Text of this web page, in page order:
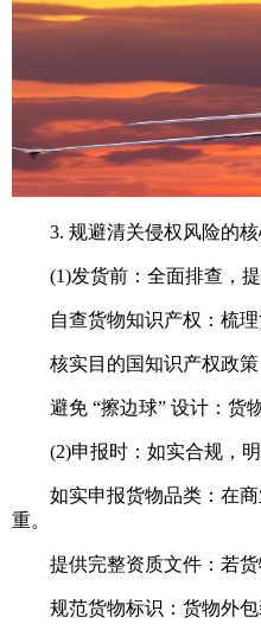
3. 规避清关侵权风险的核
(1)发货前：全面排查，提
自查货物知识产权：梳理货
核实目的国知识产权政策
避免 “擦边球” 设计：货物
(2)申报时：如实合规，明
如实申报货物品类：在商
重。
提供完整资质文件：若货
规范货物标识：货物外包